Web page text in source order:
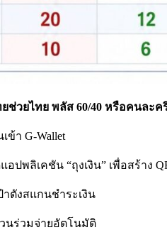
ช่วยไทย พลัส 60/40 หรือคนละค
ข้า G-Wallet
ปพลิเคชัน “ถุงเงิน” เพื่อสร้าง
ตังสแกนชำระเงิน
นร่วมจ่ายอัตโนมัติ